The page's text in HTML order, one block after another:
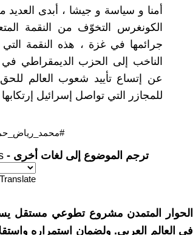
أمنا و سياسة و جيشا ، أبدى
الكونغرس التخوّف من النقمة
جرائمها في غزة ، هذه النقمة
الناخب إلى الحزب الديمقراطي في
عن إتساع تأييد شعوب العالم للحق
للمجازر التي تواصل إسرائيل
ترجم الموضوع إلى لغات أخرى -
Translate
الحوار المتمدن مشروع تطوعي مستقل
في العالم العربي. ولضمان استمراره